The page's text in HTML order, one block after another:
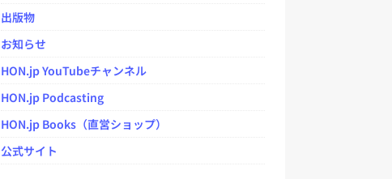
出版物
お知らせ
HON.jp YouTubeチャンネル
HON.jp Podcasting
HON.jp Books（直営ショップ）
公式サイト